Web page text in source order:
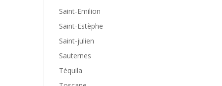
Saint-Emilion
Saint-Estèphe
Saint-julien
Sauternes
Téquila